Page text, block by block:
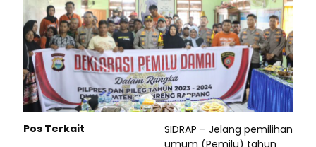
SIDRAP – Jelang pemilihan
umum (Pemilu) tahun
Pos Terkait